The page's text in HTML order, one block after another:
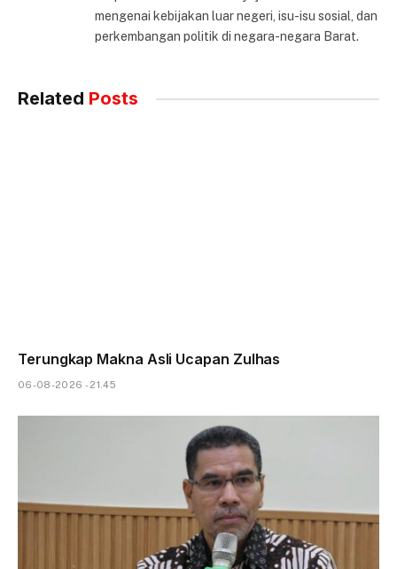
mengenai kebijakan luar negeri, isu-isu sosial, dan
perkembangan politik di negara-negara Barat.
Related Posts
Terungkap Makna Asli Ucapan Zulhas
06-08-2026 - 21.45